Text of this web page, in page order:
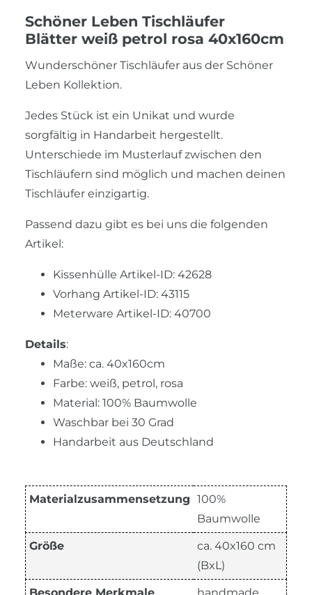
Schöner Leben Tischläufer
Blätter weiß petrol rosa 40x160cm
Wunderschöner Tischläufer aus der Schöner
Leben Kollektion.
Jedes Stück ist ein Unikat und wurde
sorgfältig in Handarbeit hergestellt.
Unterschiede im Musterlauf zwischen den
Tischläufern sind möglich und machen deinen
Tischläufer einzigartig.
Passend dazu gibt es bei uns die folgenden
Artikel:
Kissenhülle Artikel-ID: 42628
Vorhang Artikel-ID: 43115
Meterware Artikel-ID: 40700
Details:
Maße: ca. 40x160cm
Farbe: weiß, petrol, rosa
Material: 100% Baumwolle
Waschbar bei 30 Grad
Handarbeit aus Deutschland
Materialzusammensetzung 100%
Baumwolle
Größe
ca. 40x160 cm
(BxL)